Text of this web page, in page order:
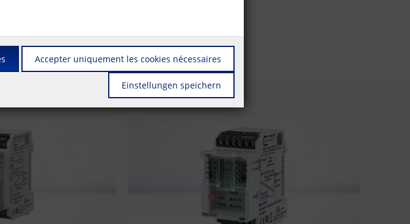
Accepter uniquement les cookies nécessaires
Einstellungen speichern